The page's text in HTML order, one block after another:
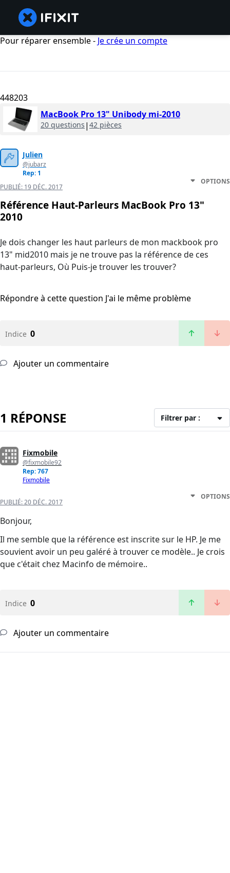
Pour réparer ensemble - Je crée un compte
448203
MacBook Pro 13" Unibody mi-2010
20 questions | 42 pièces
Julien
@jubarz
Rep: 1
PUBLIÉ: 19 DÉC. 2017
OPTIONS
Référence Haut-Parleurs MacBook Pro 13"
2010
Je dois changer les haut parleurs de mon mackbook pro
13" mid2010 mais je ne trouve pas la référence de ces
haut-parleurs, Où Puis-je trouver les trouver?
Répondre à cette question J'ai le même problème
Indice 0
Ajouter un commentaire
1 RÉPONSE Filtrer par :
Fixmobile
@fixmobile92
Rep: 767
Fixmobile
PUBLIÉ:20 DÉC. 2017
OPTIONS
Bonjour,
Il me semble que la référence est inscrite sur le HP. Je me
souvient avoir un peu galéré à trouver ce modèle.. Je crois
que c'était chez Macinfo de mémoire..
Indice 0
Ajouter un commentaire